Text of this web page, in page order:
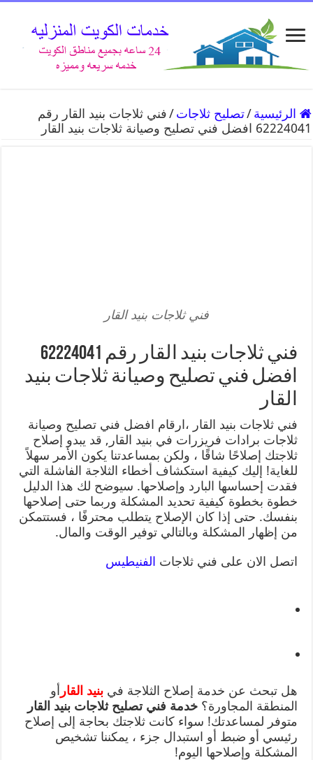
الرئيسية /تصليح ثلاجات /فني ثلاجات بنيد القار رقم
62224041 افضل فني تصليح وصيانة ثلاجات بنيد القار
فني ثلاجات بنيد القار
فني ثلاجات بنيد القار رقم 62224041
افضل فني تصليح وصيانة ثلاجات بنيد
القار
فني ثلاجات بنيد القار ،ارقام افضل فني تصليح وصيانة
ثلاجات برادات فريزرات في بنيد القار, قد يبدو إصلاح
ثلاجتك إصلاحًا شاقًا ، ولكن بمساعدتنا يكون الأمر سهلاً
للغاية! إليك كيفية استكشاف أخطاء الثلاجة الفاشلة التي
فقدت إحساسها البارد وإصلاحها. سيوضح لك هذا الدليل
خطوة بخطوة كيفية تحديد المشكلة وربما حتى إصلاحها
بنفسك. حتى إذا كان الإصلاح يتطلب محترفًا ، فستتمكن
من إظهار المشكلة وبالتالي توفير الوقت والمال.
اتصل الان على فني ثلاجات الفنيطيس
هل تبحث عن خدمة إصلاح الثلاجة في بنيد القار أو
المنطقة المجاورة؟خدمة فني تصليح ثلاجات بنيد القار
متوفر لمساعدتك! سواء كانت ثلاجتك بحاجة إلى إصلاح
رئيسي أو ضبط أو استبدال جزء ، يمكننا تشخيص
المشكلة وإصلاحها اليوم!